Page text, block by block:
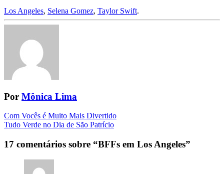
Los Angeles, Selena Gomez, Taylor Swift.
Por Mônica Lima
Navegação
da
Postagem
Com Vocês é Muito Mais Divertido
Tudo Verde no Dia de São Patrício
17 comentários sobre “BFFs em Los Angeles”